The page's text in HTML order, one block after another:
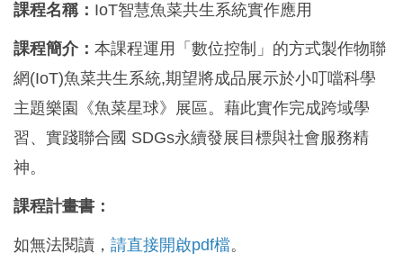
課程名稱： IoT智慧魚菜共生系統實作應用
課程簡介： 本課程運用「數位控制」的方式製作物聯
網(IoT)魚菜共生系統,期望將成品展示於小叮噹科學
主題樂園《魚菜星球》展區。藉此實作完成跨域學
習、實踐聯合國 SDGs永續發展目標與社會服務精
神。
課程計畫書：
如無法閱讀， 請直接開啟pdf檔。